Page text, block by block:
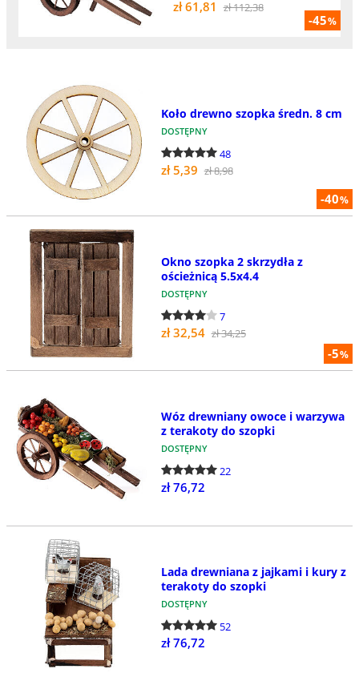
-45%
zł 61,81 zł 112,38
-40%
Koło drewno szopka średn. 8 cm
DOSTĘPNY
48
zł 5,39 zł 8,98
-5%
Okno szopka 2 skrzydła z
ościeżnicą 5.5x4.4
DOSTĘPNY
7
zł 32,54 zł 34,25
Wóz drewniany owoce i warzywa
z terakoty do szopki
DOSTĘPNY
22
zł 76,72
Lada drewniana z jajkami i kury z
terakoty do szopki
DOSTĘPNY
52
zł 76,72